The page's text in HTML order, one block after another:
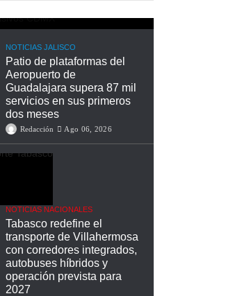
NOTICIAS JALISCO
Patio de plataformas del
Aeropuerto de
Guadalajara supera 87 mil
servicios en sus primeros
dos meses
Redacción Ago 06, 2026
NOTICIAS NACIONALES
Tabasco redefine el
transporte de Villahermosa
con corredores integrados,
autobuses híbridos y
operación prevista para
2027